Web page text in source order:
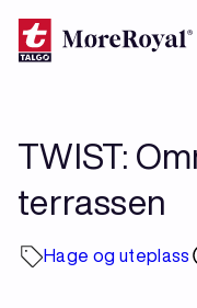
Hopp
TWIST:
terrassen
Hage og uteplass